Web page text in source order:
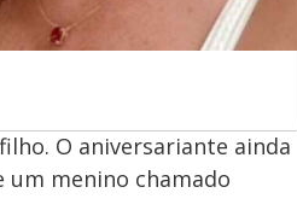
O aniversariante ainda
um menino chamado